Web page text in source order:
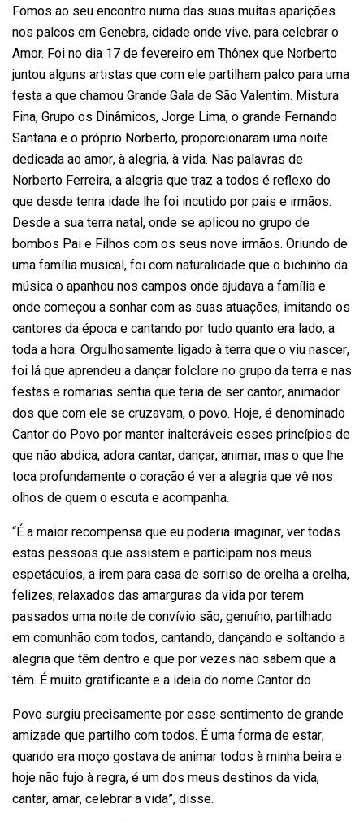
Fomos ao seu encontro numa das suas muitas aparições
nos palcos em Genebra, cidade onde vive, para celebrar o
Amor. Foi no dia 17 de fevereiro em Thônex que Norberto
juntou alguns artistas que com ele partilham palco para uma
festa a que chamou Grande Gala de São Valentim. Mistura
Fina, Grupo os Dinâmicos, Jorge Lima, o grande Fernando
Santana e o próprio Norberto, proporcionaram uma noite
dedicada ao amor, à alegria, à vida. Nas palavras de
Norberto Ferreira, a alegria que traz a todos é reflexo do
que desde tenra idade lhe foi incutido por pais e irmãos.
Desde a sua terra natal, onde se aplicou no grupo de
bombos Pai e Filhos com os seus nove irmãos. Oriundo de
uma família musical, foi com naturalidade que o bichinho da
música o apanhou nos campos onde ajudava a família e
onde começou a sonhar com as suas atuações, imitando os
cantores da época e cantando por tudo quanto era lado, a
toda a hora. Orgulhosamente ligado à terra que o viu nascer,
foi lá que aprendeu a dançar folclore no grupo da terra e nas
festas e romarias sentia que teria de ser cantor, animador
dos que com ele se cruzavam, o povo. Hoje, é denominado
Cantor do Povo por manter inalteráveis esses princípios de
que não abdica, adora cantar, dançar, animar, mas o que lhe
toca profundamente o coração é ver a alegria que vê nos
olhos de quem o escuta e acompanha.
“É a maior recompensa que eu poderia imaginar, ver todas
estas pessoas que assistem e participam nos meus
espetáculos, a irem para casa de sorriso de orelha a orelha,
felizes, relaxados das amarguras da vida por terem
passados uma noite de convívio são, genuíno, partilhado
em comunhão com todos, cantando, dançando e soltando a
alegria que têm dentro e que por vezes não sabem que a
têm. É muito gratificante e a ideia do nome Cantor do
Povo surgiu precisamente por esse sentimento de grande
amizade que partilho com todos. É uma forma de estar,
quando era moço gostava de animar todos à minha beira e
hoje não fujo à regra, é um dos meus destinos da vida,
cantar, amar, celebrar a vida”, disse.